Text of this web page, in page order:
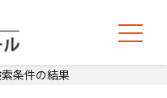
条件の結果